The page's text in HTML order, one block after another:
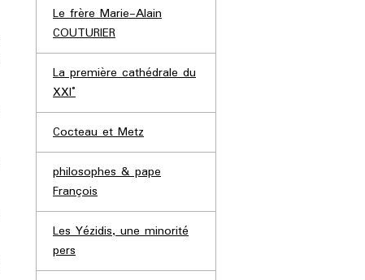
Le frère Marie-Alain
COUTURIER
La première cathédrale du
XXI°
Cocteau et Metz
philosophes & pape
François
Les Yézidis, une minorité
pers